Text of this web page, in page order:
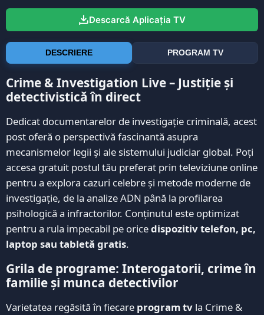
Descarcă Aplicația TV
DESCRIERE PROGRAM TV
Crime & Investigation Live – Justiție și
detectivistică în direct
Dedicat documentarelor de investigație criminală, acest
post oferă o perspectivă fascinantă asupra
mecanismelor legii și ale sistemului judiciar global. Poți
accesa gratuit postul tău preferat prin televiziune online
pentru a explora cazuri celebre și metode moderne de
investigație, de la analize ADN până la profilarea
psihologică a infractorilor. Conținutul este optimizat
pentru a rula impecabil pe oricedispozitiv telefon, pc,
laptop sau tabletă gratis.
Grila de programe: Interogatorii, crime în
familie și munca detectivilor
Varietatea regăsită în fiecare program tv la Crime &